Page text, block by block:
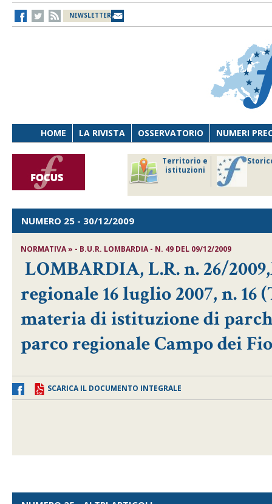
NEWSLETTER
HOME LA RIVISTA OSSERVATORIO NUMERI
Territorio e
istituzioni
NUMERO 25 - 30/12/2009
NORMATIVA » - B.U.R. LOMBARDIA - N. 49 DEL 09/12/2009
LOMBARDIA, L.R. n. 26/
regionale 16 luglio 2007, n.
materia di istituzione di
parco regionale Campo dei
SCARICA IL DOCUMENTO INTEGRALE